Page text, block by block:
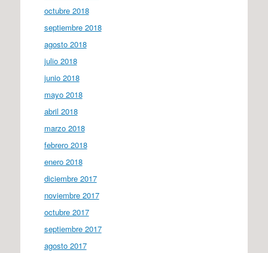
octubre 2018
septiembre 2018
agosto 2018
julio 2018
junio 2018
mayo 2018
abril 2018
marzo 2018
febrero 2018
enero 2018
diciembre 2017
noviembre 2017
octubre 2017
septiembre 2017
agosto 2017